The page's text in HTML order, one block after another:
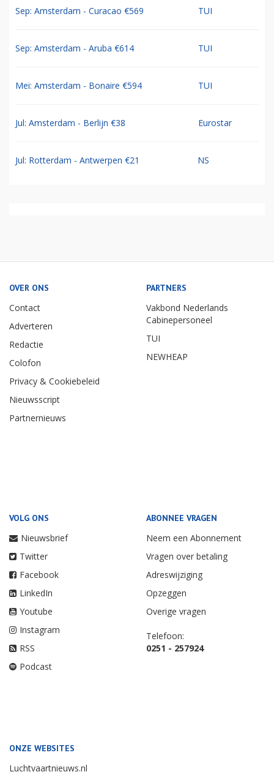
Sep: Amsterdam - Curacao €569 TUI
Sep: Amsterdam - Aruba €614 TUI
Mei: Amsterdam - Bonaire €594 TUI
Jul: Amsterdam - Berlijn €38 Eurostar
Jul: Rotterdam - Antwerpen €21 NS
OVER ONS
Contact
Adverteren
Redactie
Colofon
Privacy & Cookiebeleid
Nieuwsscript
Partnernieuws
PARTNERS
Vakbond Nederlands
Cabinepersoneel
TUI
NEWHEAP
VOLG ONS
Nieuwsbrief
Twitter
Facebook
LinkedIn
Youtube
Instagram
RSS
Podcast
ABONNEE VRAGEN
Neem een Abonnement
Vragen over betaling
Adreswijziging
Opzeggen
Overige vragen
Telefoon:
0251 - 257924
ONZE WEBSITES
Luchtvaartnieuws.nl